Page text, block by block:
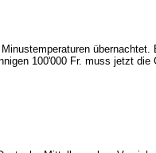
übernachtet.
100'000 Fr. muss jetzt